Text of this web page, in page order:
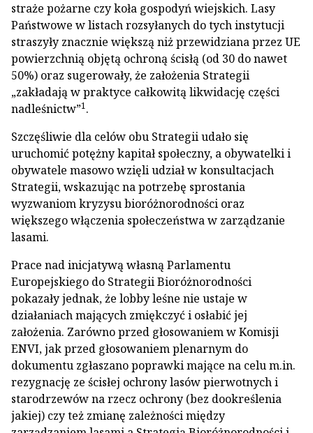
straże pożarne czy koła gospodyń wiejskich. Lasy
Państwowe w listach rozsyłanych do tych instytucji
straszyły znacznie większą niż przewidziana przez UE
powierzchnią objętą ochroną ścisłą (od 30 do nawet
50%) oraz sugerowały, że założenia Strategii
„zakładają w praktyce całkowitą likwidację części
nadleśnictw”1.
Szczęśliwie dla celów obu Strategii udało się
uruchomić potężny kapitał społeczny, a obywatelki i
obywatele masowo wzięli udział w konsultacjach
Strategii, wskazując na potrzebę sprostania
wyzwaniom kryzysu bioróżnorodności oraz
większego włączenia społeczeństwa w zarządzanie
lasami.
Prace nad inicjatywą własną Parlamentu
Europejskiego do Strategii Bioróżnorodności
pokazały jednak, że lobby leśne nie ustaje w
działaniach mających zmiękczyć i osłabić jej
założenia. Zarówno przed głosowaniem w Komisji
ENVI, jak przed głosowaniem plenarnym do
dokumentu zgłaszano poprawki mające na celu m.in.
rezygnację ze ścisłej ochrony lasów pierwotnych i
starodrzewów na rzecz ochrony (bez dookreślenia
jakiej) czy też zmianę zależności między